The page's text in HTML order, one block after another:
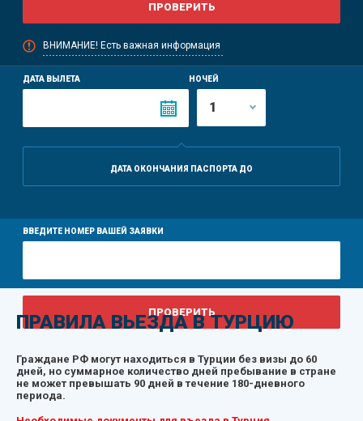
ВНИМАНИЕ! Есть важная информация
ДАТА ВЫЛЕТА НОЧЕЙ
ДАТА ОКОНЧАНИЯ ПАСПОРТА ДО
ВВЕДИТЕ НОМЕР ВАШЕЙ ЗАЯВКИ
ПРАВИЛА ВЬЕЗДА В ТУРЦИЮ
Граждане РФ могут находиться в Турции без визы до 60
дней, но суммарное количество дней пребывание в стране
не может превышать 90 дней в течение 180-дневного
периода.